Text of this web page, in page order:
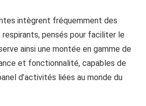
intègrent fréquemment des
pensés pour faciliter le
ainsi une montée en gamme de
et fonctionnalité, capables de
d’activités liées au monde du